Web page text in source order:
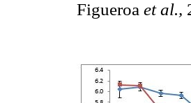
Figueroa et al.,